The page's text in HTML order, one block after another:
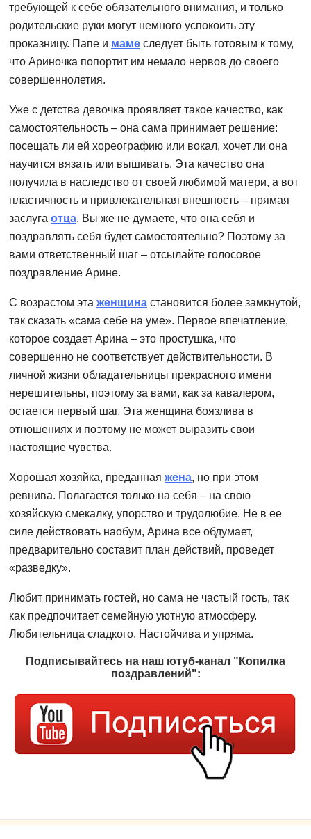
требующей к себе обязательного внимания, и только
родительские руки могут немного успокоить эту
проказницу. Папе и маме следует быть готовым к тому,
что Ариночка попортит им немало нервов до своего
совершеннолетия.
Уже с детства девочка проявляет такое качество, как
самостоятельность – она сама принимает решение:
посещать ли ей хореографию или вокал, хочет ли она
научится вязать или вышивать. Эта качество она
получила в наследство от своей любимой матери, а вот
пластичность и привлекательная внешность – прямая
заслуга отца. Вы же не думаете, что она себя и
поздравлять себя будет самостоятельно? Поэтому за
вами ответственный шаг – отсылайте голосовое
поздравление Арине.
С возрастом эта женщина становится более замкнутой,
так сказать «сама себе на уме». Первое впечатление,
которое создает Арина – это простушка, что
совершенно не соответствует действительности. В
личной жизни обладательницы прекрасного имени
нерешительны, поэтому за вами, как за кавалером,
остается первый шаг. Эта женщина боязлива в
отношениях и поэтому не может выразить свои
настоящие чувства.
Хорошая хозяйка, преданная жена, но при этом
ревнива. Полагается только на себя – на свою
хозяйскую смекалку, упорство и трудолюбие. Не в ее
силе действовать наобум, Арина все обдумает,
предварительно составит план действий, проведет
«разведку».
Любит принимать гостей, но сама не частый гость, так
как предпочитает семейную уютную атмосферу.
Любительница сладкого. Настойчива и упряма.
Подписывайтесь на наш ютуб-канал "Копилка
поздравлений":